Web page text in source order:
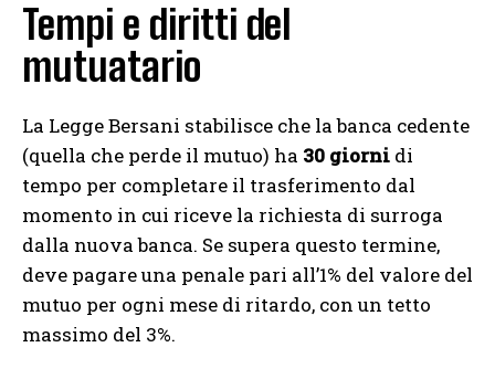
Tempi e diritti del
mutuatario
La Legge Bersani stabilisce che la banca cedente
(quella che perde il mutuo) ha 30 giorni di
tempo per completare il trasferimento dal
momento in cui riceve la richiesta di surroga
dalla nuova banca. Se supera questo termine,
deve pagare una penale pari all’1% del valore del
mutuo per ogni mese di ritardo, con un tetto
massimo del 3%.